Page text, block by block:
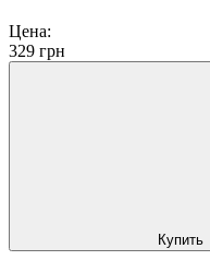
Цена:
329 грн
Купить